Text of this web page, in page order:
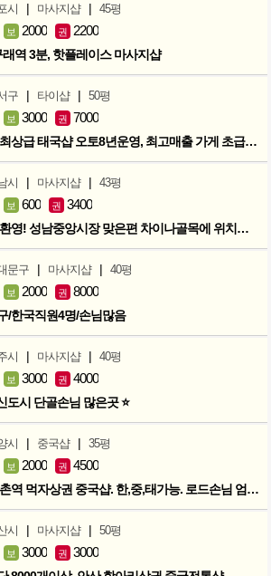
시 | 마사지샵 | 45평
보 2000 권 2200
래역 3분, 핫플레이스 마사지샵
구 | 타이샵 | 50평
보 3000 권 7000
강서구 최상급 태국샵 오토8년운영, 최고매출 가게 초급매!!!
시 | 마사지샵 | 43평
보 600 권 3400
중국분 환영! 성남중앙시장 맞은편 차이나골목에 위치한 마사지샵
문구 | 마사지샵 | 40평
보 2000 권 8000
/한국직원4명/손님많음
시 | 마사지샵 | 40평
보 3000 권 4000
도시 단골손님 많은곳 ⭐
시 | 중국샵 | 35평
보 2000 권 4500
안양 평촌역 먹자상권 중국샵. 한,중,태가능. 로드손님 엄청많아요!
시 | 마사지샵 | 50평
보 3000 권 3000